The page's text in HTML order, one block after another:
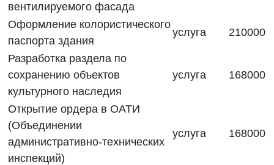
вентилируемого фасада
Оформление колористического
паспорта здания
услуга 210000
Разработка раздела по
сохранению объектов
культурного наследия
услуга 168000
Открытие ордера в ОАТИ
(Объединении
административно-технических
инспекций)
услуга 168000